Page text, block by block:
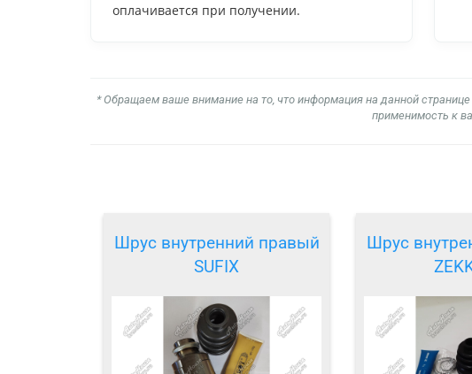
оплачивается при получении.
* Обращаем ваше внимание на то, что информация на данной
применимость к
Шрус внутренний правый
SUFIX
Шрус